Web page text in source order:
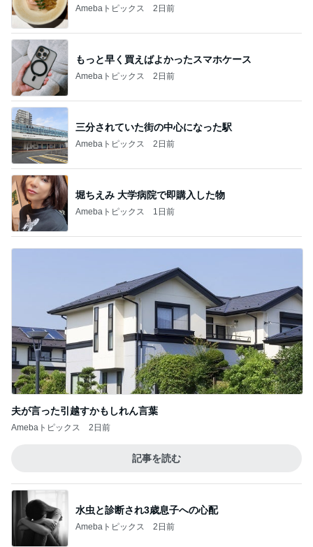
Amebaトピックス 2日前
もっと早く買えばよかったスマホケース
Amebaトピックス 2日前
三分されていた街の中心になった駅
Amebaトピックス 2日前
堀ちえみ 大学病院で即購入した物
Amebaトピックス 1日前
夫が言った引越すかもしれん言葉
Amebaトピックス 2日前
記事を読む
水虫と診断され3歳息子への心配
Amebaトピックス 2日前